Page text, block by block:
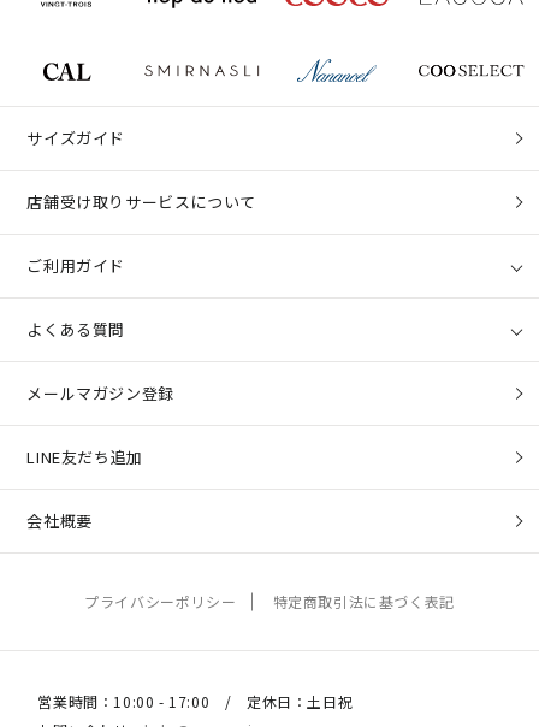
サイズガイド
店舗受け取りサービスについて
ご利用ガイド
よくある質問
メールマガジン登録
LINE友だち追加
会社概要
プライバシーポリシー 特定商取引法に基づく表記
営業時間：10:00 - 17:00 / 定休日：土日祝